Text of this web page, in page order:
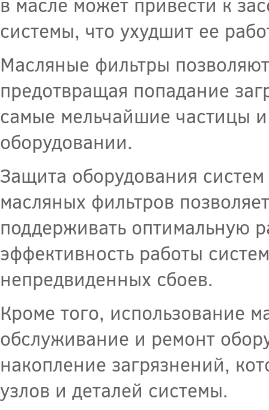
системы, что ухудшит ее
Масляные фильтры
предотвращая попадание
самые мельчайшие частицы
оборудовании.
Защита оборудования
масляных фильтров
поддерживать оптимальную
эффективность работы
непредвиденных сбоев.
Кроме того, использование
обслуживание и ремонт
накопление загрязнений,
узлов и деталей системы.